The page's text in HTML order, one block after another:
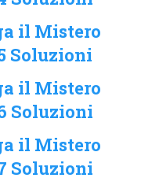
il Mistero
Soluzioni
il Mistero
Soluzioni
il Mistero
Soluzioni